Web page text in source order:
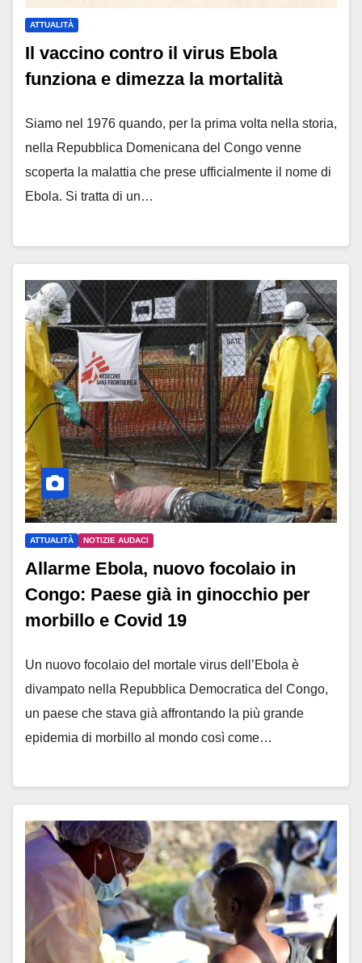
ATTUALITÀ
Il vaccino contro il virus Ebola
funziona e dimezza la mortalità
Siamo nel 1976 quando, per la prima volta nella storia,
nella Repubblica Domenicana del Congo venne
scoperta la malattia che prese ufficialmente il nome di
Ebola. Si tratta di un…
ATTUALITÀ NOTIZIE AUDACI
Allarme Ebola, nuovo focolaio in
Congo: Paese già in ginocchio per
morbillo e Covid 19
Un nuovo focolaio del mortale virus dell’Ebola è
divampato nella Repubblica Democratica del Congo,
un paese che stava già affrontando la più grande
epidemia di morbillo al mondo così come…